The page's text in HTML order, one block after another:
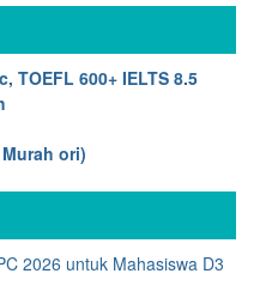
TOEFL 600+ IELTS 8.5
ori)
2026 untuk Mahasiswa D3